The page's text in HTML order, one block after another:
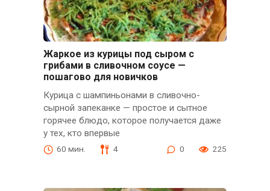
Жаркое из курицы под сыром с
грибами в сливочном соусе —
пошагово для новичков
Курица с шампиньонами в сливочно-
сырной запеканке — простое и сытное
горячее блюдо, которое получается даже
у тех, кто впервые
60 мин. 4 0 225